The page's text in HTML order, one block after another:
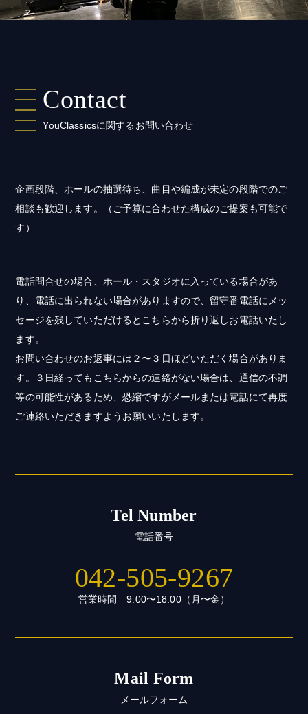
Contact
YouClassicsに関するお問い合わせ
企画段階、ホールの抽選待ち、曲目や編成が未定の段階でのご
相談も歓迎します。（ご予算に合わせた構成のご提案も可能で
す）
電話問合せの場合、ホール・スタジオに入っている場合があ
り、電話に出られない場合がありますので、留守番電話にメッ
セージを残していただけるとこちらから折り返しお電話いたし
ます。
お問い合わせのお返事には２〜３日ほどいただく場合がありま
す。３日経ってもこちらからの連絡がない場合は、通信の不調
等の可能性があるため、恐縮ですがメールまたは電話にて再度
ご連絡いただきますようお願いいたします。
Tel Number
電話番号
042-505-9267
営業時間 9:00〜18:00（月〜金）
Mail Form
メールフォーム